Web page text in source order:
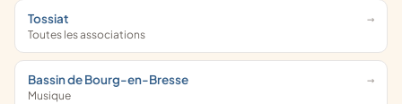
Tossiat
Toutes les associations
Bassin de Bourg-en-Bresse
Musique